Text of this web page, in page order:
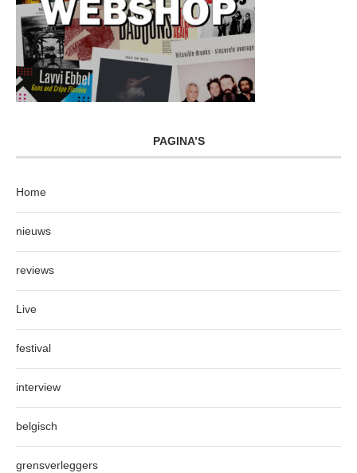
PAGINA’S
Home
nieuws
reviews
Live
festival
interview
belgisch
grensverleggers